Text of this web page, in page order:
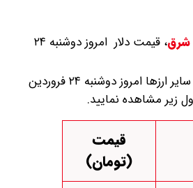
شرق،
قیمت دلار امروز دوشنبه ۲۴
قیمت دلار، یورو، پوند و سایر ارز‌ها امروز دوشنبه ۲۴ فروردین
قیمت
(تومان)